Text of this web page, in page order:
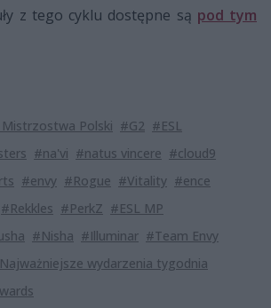
z tego cyklu dostępne są pod tym
Mistrzostwa Polski #G2 #ESL
#na'vi #natus vincere #cloud9
#envy #Rogue #Vitality #ence
#Rekkles #PerkZ #ESL MP
#Nisha #Illuminar #Team Envy
wydarzenia tygodnia